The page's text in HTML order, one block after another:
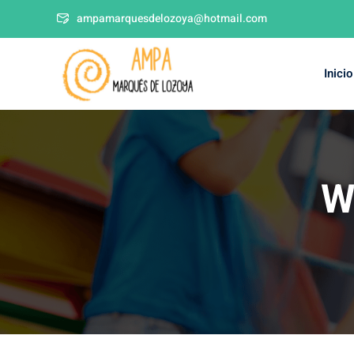
ampamarquesdelozoya@hotmail.com
Inicio